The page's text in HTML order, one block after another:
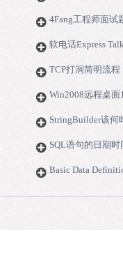
4Fang工程师面试
软电话Express
TCP打洞简明流程
Win2008远程桌面
StringBuilder该何
SQL语句的日期
Basic Data